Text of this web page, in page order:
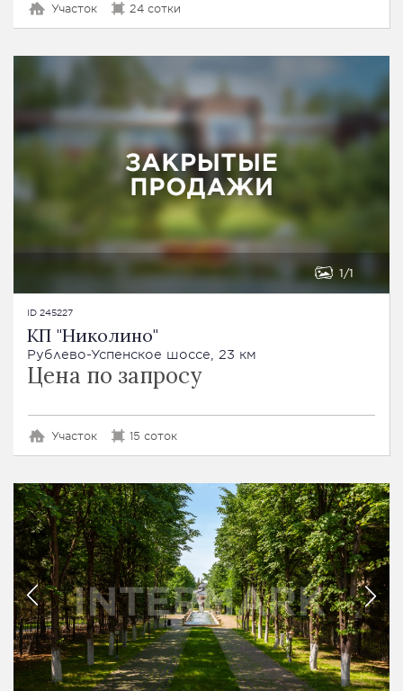
Участок 24 сотки
1 1
ID 245227
КП "Николино"
Рублево-Успенское шоссе, 23 км
Цена по запросу
Участок 15 соток